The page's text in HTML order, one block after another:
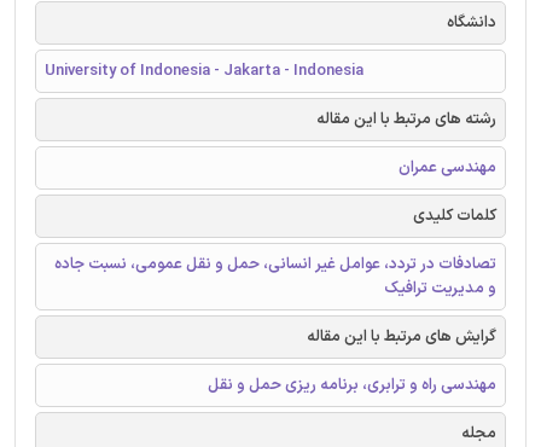
دانشگاه
University of Indonesia - Jakarta - Indonesia
رشته های مرتبط با این مقاله
مهندسی عمران
کلمات کلیدی
تصادفات در تردد، عوامل غیر انسانی، حمل و نقل عمومی، نسبت جاده
و مدیریت ترافیک
گرایش های مرتبط با این مقاله
مهندسی راه و ترابری، برنامه ریزی حمل و نقل
مجله